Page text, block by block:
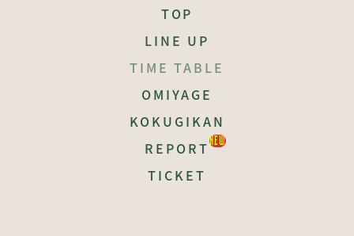
TOP
LINE UP
TIME TABLE
OMIYAGE
KOKUGIKAN
REPORT
TICKET